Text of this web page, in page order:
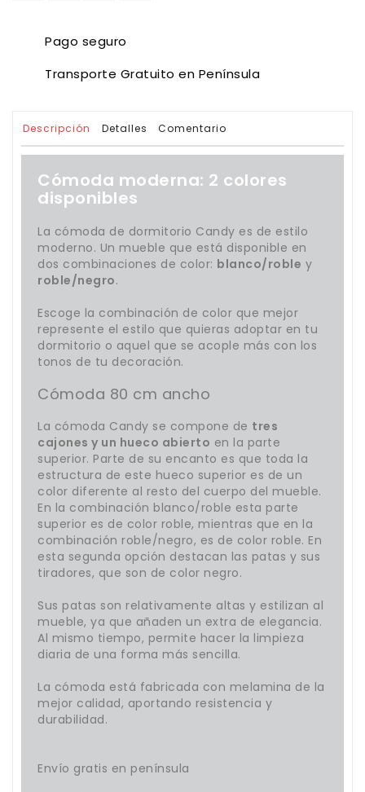
Pago seguro
Transporte Gratuito en Península
Descripción Detalles Comentario
Cómoda moderna: 2 colores
disponibles
La cómoda de dormitorio Candy es de estilo
moderno. Un mueble que está disponible en
dos combinaciones de color: blanco/roble y
roble/negro.
Escoge la combinación de color que mejor
represente el estilo que quieras adoptar en tu
dormitorio o aquel que se acople más con los
tonos de tu decoración.
Cómoda 80 cm ancho
La cómoda Candy se compone de tres
cajones y un hueco abierto en la parte
superior. Parte de su encanto es que toda la
estructura de este hueco superior es de un
color diferente al resto del cuerpo del mueble.
En la combinación blanco/roble esta parte
superior es de color roble, mientras que en la
combinación roble/negro, es de color roble. En
esta segunda opción destacan las patas y sus
tiradores, que son de color negro.
Sus patas son relativamente altas y estilizan al
mueble, ya que añaden un extra de elegancia.
Al mismo tiempo, permite hacer la limpieza
diaria de una forma más sencilla.
La cómoda está fabricada con melamina de la
mejor calidad, aportando resistencia y
durabilidad.
Envío gratis en península